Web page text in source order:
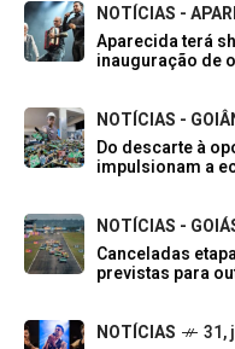
NOTÍCIAS -
Aparecida terá
inauguração de
NOTÍCIAS -
Do descarte à
impulsionam a
NOTÍCIAS -
Canceladas
previstas para
NOTÍCIAS
31,